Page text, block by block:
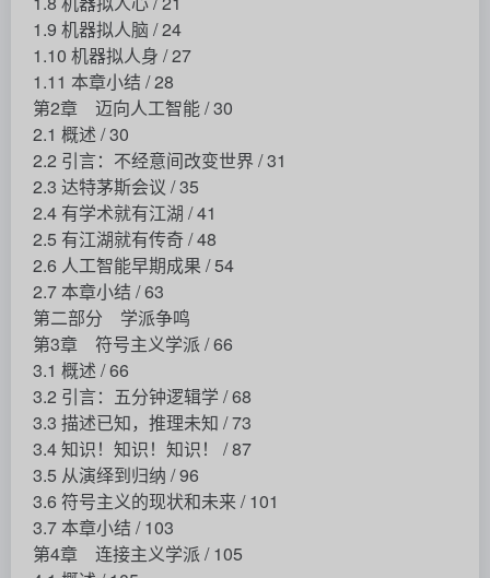
1.9 机器拟人脑 / 24
1.10 机器拟人身 / 27
1.11 本章小结 / 28
第2章 迈向人工智能 / 30
2.1 概述 / 30
2.2 引言：不经意间改变世界 / 31
2.3 达特茅斯会议 / 35
2.4 有学术就有江湖 / 41
2.5 有江湖就有传奇 / 48
2.6 人工智能早期成果 / 54
2.7 本章小结 / 63
第二部分 学派争鸣
第3章 符号主义学派 / 66
3.1 概述 / 66
3.2 引言：五分钟逻辑学 / 68
3.3 描述已知，推理未知 / 73
3.4 知识！知识！知识！ / 87
3.5 从演绎到归纳 / 96
3.6 符号主义的现状和未来 / 101
3.7 本章小结 / 103
第4章 连接主义学派 / 105